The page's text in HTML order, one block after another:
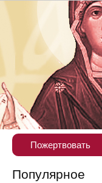
Пожертвовать
Популярное